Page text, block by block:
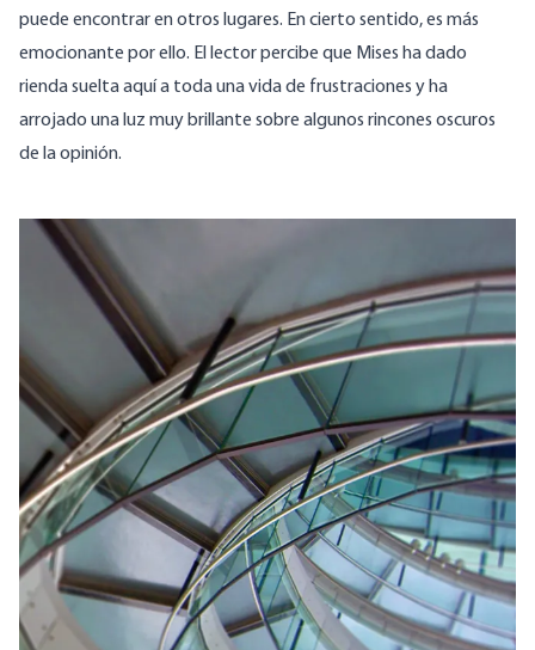
puede encontrar en otros lugares. En cierto sentido, es más
emocionante por ello. El lector percibe que Mises ha dado
rienda suelta aquí a toda una vida de frustraciones y ha
arrojado una luz muy brillante sobre algunos rincones oscuros
de la opinión.